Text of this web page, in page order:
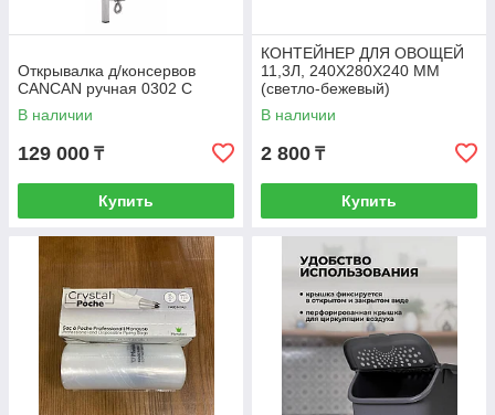
Открывалка д/консервов
CANCAN ручная 0302 С
В наличии
129 000 ₸
Купить
КОНТЕЙНЕР ДЛЯ ОВОЩЕЙ
11,3Л, 240Х280Х240 ММ
(светло-бежевый)
В наличии
2 800 ₸
Купить